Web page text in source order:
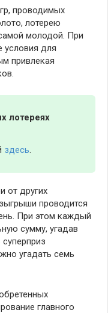
проводимых
лотерею
молодой. При
условия для
привлекая
лотереях
здесь.
от других
проводится
При этом каждый
сумму, угадав
угадать семь
главного